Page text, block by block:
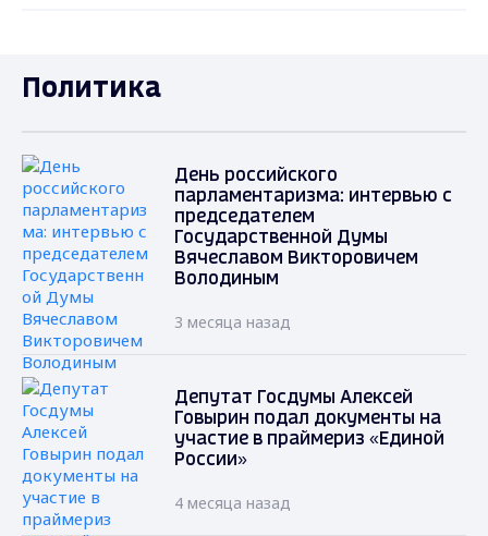
Политика
День российского
парламентаризма: интервью с
председателем
Государственной Думы
Вячеславом Викторовичем
Володиным
3 месяца назад
Депутат Госдумы Алексей
Говырин подал документы на
участие в праймериз «Единой
России»
4 месяца назад